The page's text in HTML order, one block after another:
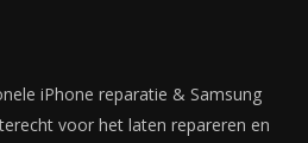
iPhone reparatie & Samsung
voor het laten repareren en